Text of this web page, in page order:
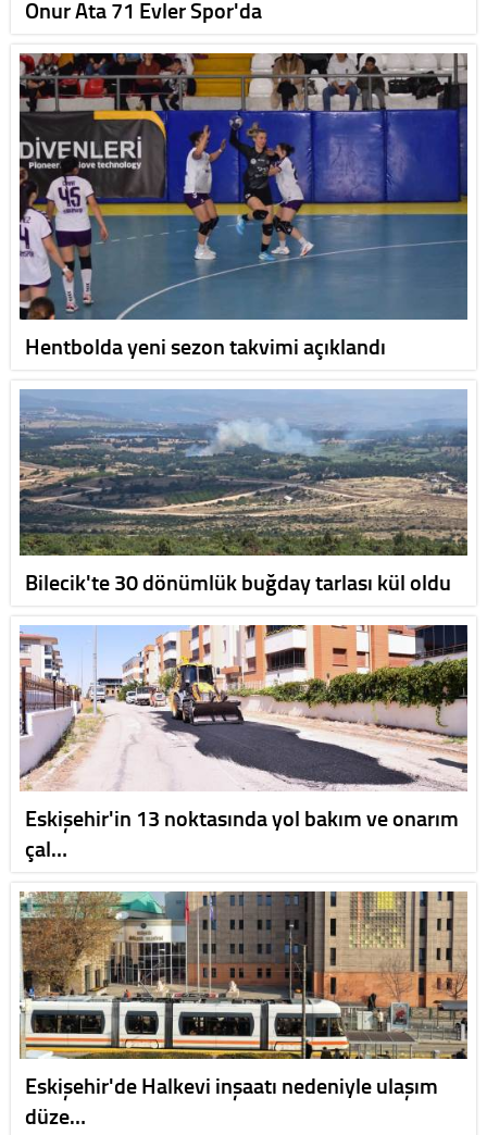
Onur Ata 71 Evler Spor'da
Hentbolda yeni sezon takvimi açıklandı
Bilecik'te 30 dönümlük buğday tarlası kül oldu
Eskişehir'in 13 noktasında yol bakım ve onarım
çal…
Eskişehir'de Halkevi inşaatı nedeniyle ulaşım
düze…